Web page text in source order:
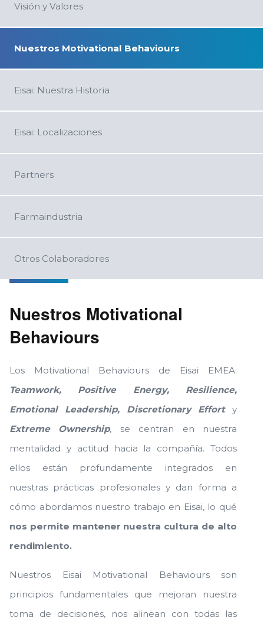
Visión y Valores
Nuestros Motivational Behaviours
Eisai: Nuestra Historia
Eisai: Localizaciones
Partners
Farmaindustria
Otros Colaboradores
Nuestros Motivational
Behaviours
Los Motivational Behaviours de Eisai EMEA:
Teamwork, Positive Energy, Resilience,
Emotional Leadership, Discretionary Effort y
Extreme Ownership, se centran en nuestra
mentalidad y actitud hacia la compañía. Todos
ellos están profundamente integrados en
nuestras prácticas profesionales y dan forma a
cómo abordamos nuestro trabajo en Eisai, lo qué
nos permite mantener nuestra cultura de alto
rendimiento.
Nuestros Eisai Motivational Behaviours son
principios fundamentales que mejoran nuestra
toma de decisiones, nos alinean con todas las